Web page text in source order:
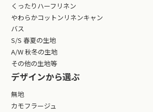
くったりハーフリネン
やわらかコットンリネンキャン
バス
S/S 春夏の生地
A/W 秋冬の生地
その他の生地等
デザインから選ぶ
無地
カモフラージュ